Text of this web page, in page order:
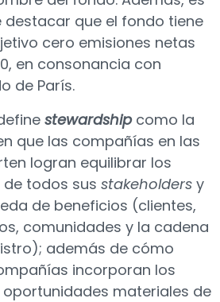
destacar que el fondo tiene
cero emisiones netas
en consonancia con
de París.
stewardshipcomo la
que las compañías en las
logran equilibrar los
de todos sus stakeholders y
de beneficios (clientes,
comunidades y la cadena
además de cómo
incorporan los
oportunidades materiales de